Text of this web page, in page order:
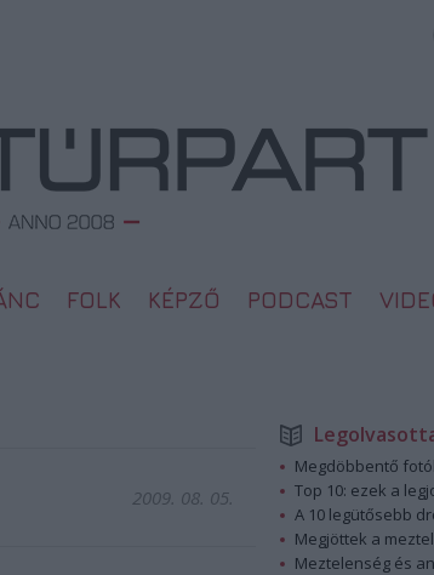
FOLK KÉPZŐ PODCAST
2009. 08. 05.
Megdöbbentő
Top 10: ezek a
A 10 legütősebb
Megjöttek a
Meztelenség és